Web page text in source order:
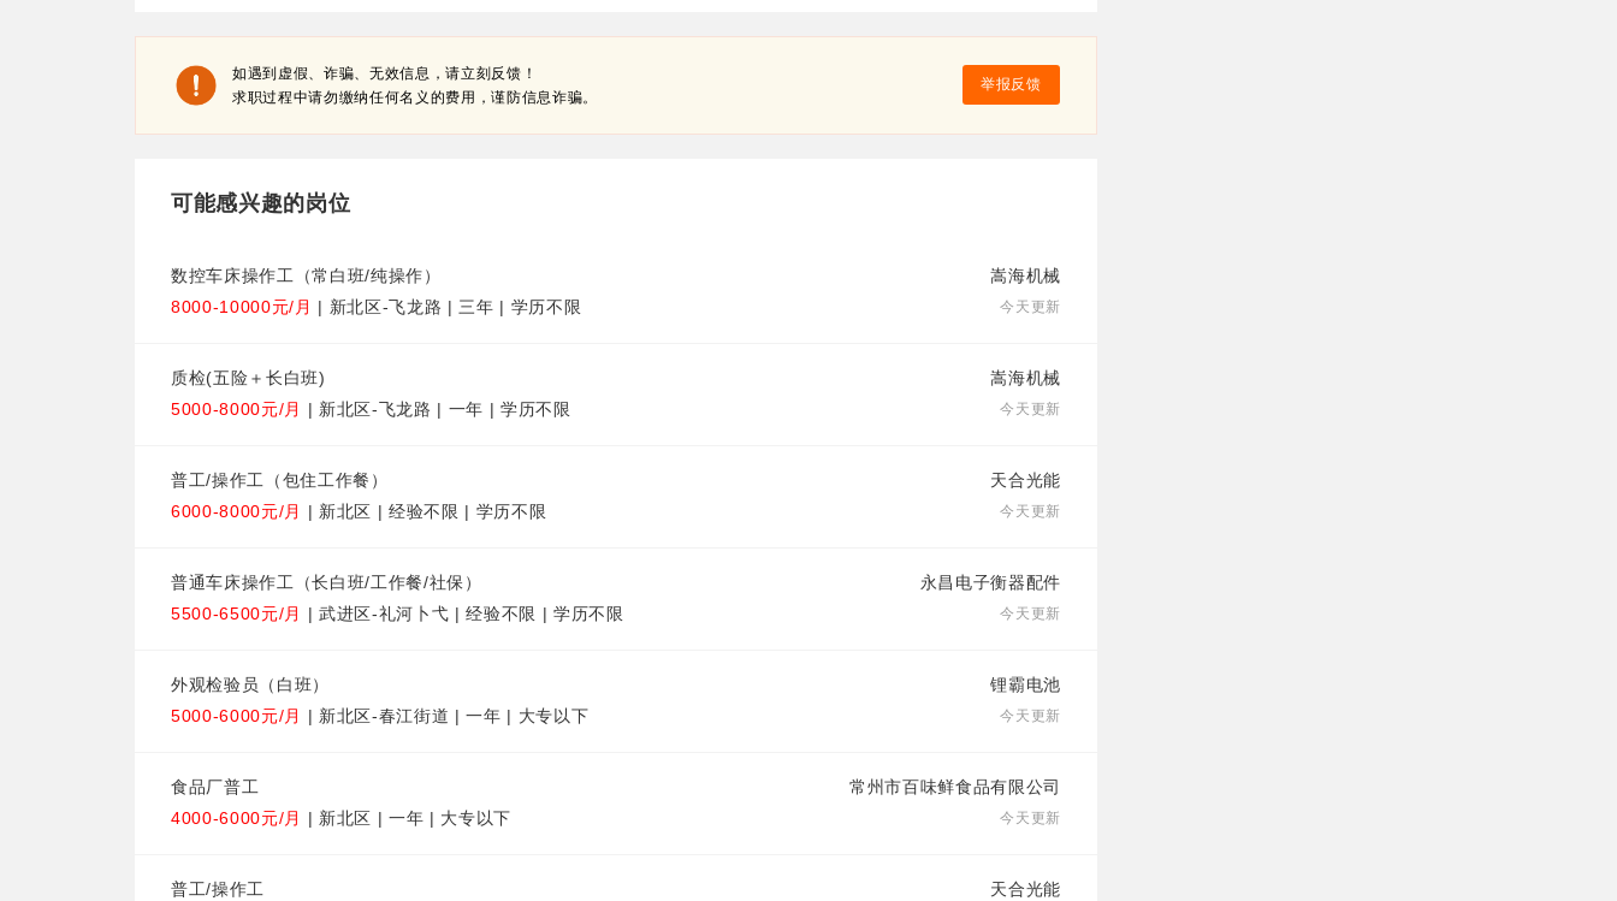
举报反馈
如遇到虚假、诈骗、无效信息，请立刻反馈！
求职过程中请勿缴纳任何名义的费用，谨防信息诈骗。
可能感兴趣的岗位
嵩海机械
数控车床操作工（常白班/纯操作）
今天更新
8000-10000元/月 | 新北区-飞龙路 | 三年 | 学历不限
嵩海机械
质检(五险＋长白班)
今天更新
5000-8000元/月 | 新北区-飞龙路 | 一年 | 学历不限
天合光能
普工/操作工（包住工作餐）
今天更新
6000-8000元/月 | 新北区 | 经验不限 | 学历不限
永昌电子衡器配件
普通车床操作工（长白班/工作餐/社保）
今天更新
5500-6500元/月 | 武进区-礼河卜弋 | 经验不限 | 学历不限
锂霸电池
外观检验员（白班）
今天更新
5000-6000元/月 | 新北区-春江街道 | 一年 | 大专以下
常州市百味鲜食品有限公司
食品厂普工
今天更新
4000-6000元/月 | 新北区 | 一年 | 大专以下
天合光能
普工/操作工